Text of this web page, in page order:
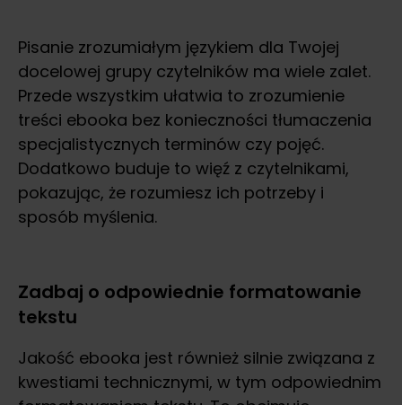
Pisanie zrozumiałym językiem dla Twojej
docelowej grupy czytelników ma wiele zalet.
Przede wszystkim ułatwia to zrozumienie
treści ebooka bez konieczności tłumaczenia
specjalistycznych terminów czy pojęć.
Dodatkowo buduje to więź z czytelnikami,
pokazując, że rozumiesz ich potrzeby i
sposób myślenia.
Zadbaj o odpowiednie formatowanie
tekstu
Jakość ebooka jest również silnie związana z
kwestiami technicznymi, w tym odpowiednim